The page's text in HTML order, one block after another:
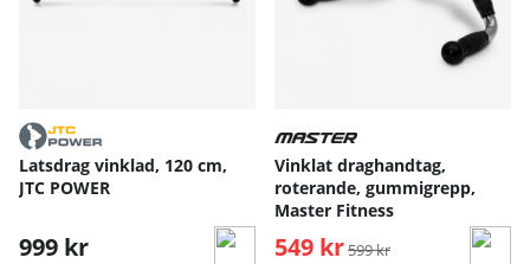
Latsdrag vinklad, 120 cm,
JTC POWER
999 kr
Vinklat draghandtag,
roterande, gummigrepp,
Master Fitness
549 kr Ordinarie pris:
599 kr